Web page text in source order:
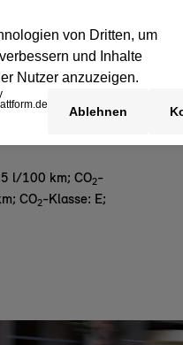
l/100 km; CO2-
; CO2-Klasse: E;